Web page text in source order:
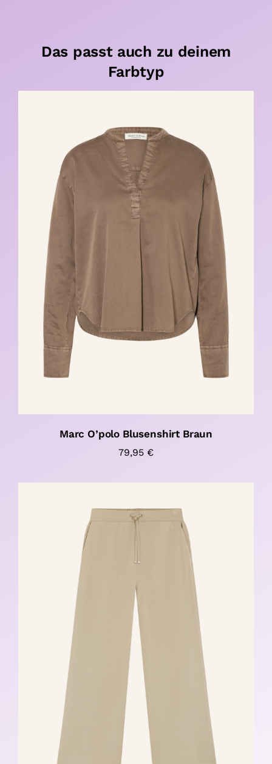
Das passt auch zu deinem
Farbtyp
Marc O’polo Blusenshirt Braun
79,95 €